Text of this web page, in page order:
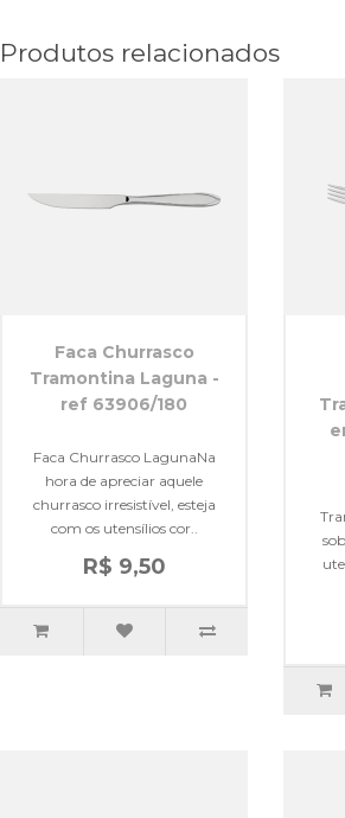
Produtos relacionados
Faca Churrasco
Tramontina Laguna -
ref 63906/180
Faca Churrasco LagunaNa
hora de apreciar aquele
churrasco irresistível, esteja
com os utensílios cor..
R$ 9,50